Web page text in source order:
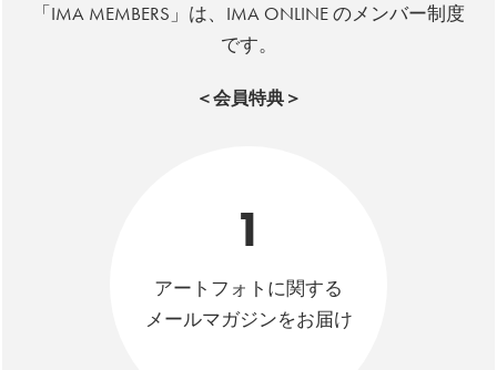
「IMA MEMBERS」は、IMA ONLINE のメンバー制度
です。
＜会員特典＞
1
アートフォトに関する
メールマガジンをお届け